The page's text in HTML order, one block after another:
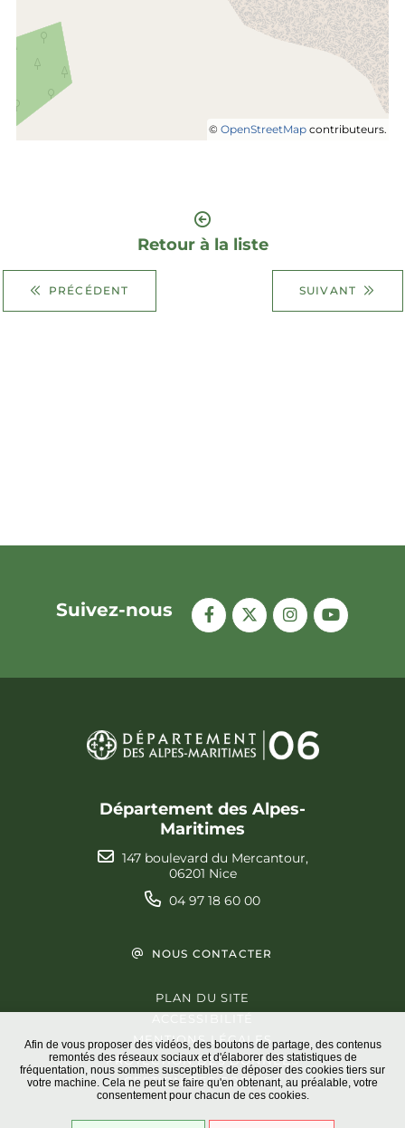
Afin de vous proposer des vidéos, des boutons de partage, des contenus
remontés des réseaux sociaux et d'élaborer des statistiques de
fréquentation, nous sommes susceptibles de déposer des cookies tiers sur
votre machine. Cela ne peut se faire qu'en obtenant, au préalable, votre
consentement pour chacun de ces cookies.
© OpenStreetMap contributeurs.
PRÉCÉDENT
Retour à la liste
SUIVANT
Suivez-nous
Département des Alpes-
Maritimes
147 boulevard du Mercantour,
06201 Nice
04 97 18 60 00
NOUS CONTACTER
PLAN DU SITE
MENTIONS LÉGALES
PROTECTION DES DONNÉES
GESTION DES COOKIES